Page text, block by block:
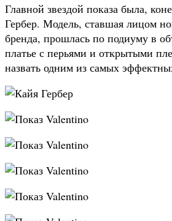
Главной звездой показа была,
Гербер. Модель, ставшая лицом
бренда, прошлась по подиуму в
платье с перьями и открытыми
назвать одним из самых